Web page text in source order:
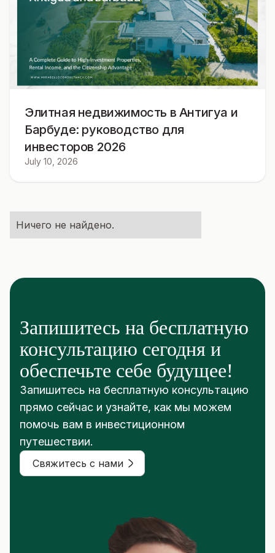
Ничего не найдено.
Элитная недвижимость в Антигуа и
Барбуде: руководство для
инвесторов 2026
July 10, 2026
Запишитесь на бесплатную
консультацию сегодня и
обеспечьте себе будущее!
Запишитесь на бесплатную консультацию
прямо сейчас и узнайте, как мы можем
помочь вам в инвестиционном
путешествии.
Свяжитесь с нами